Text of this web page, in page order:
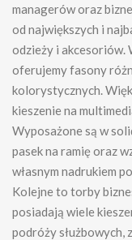
managerów oraz
od największych i
odzieży i akcesoriów.
oferujemy fasony
kolorystycznych.
kieszenie na
Wyposażone są w
pasek na ramię oraz
własnym nadrukiem
Kolejne to torby
posiadają wiele
podróży służbowych,